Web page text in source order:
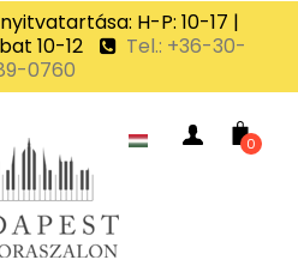
H-P: 10-17 |
10-12
Tel.: +36-30-
0760
0